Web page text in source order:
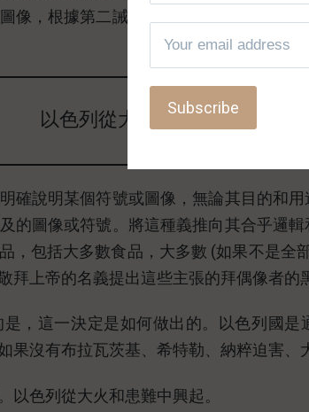
像，根據第二誡命。那些持不同意見的
以色列從大火和患難中興起。
確說明某個符號或圖像，無論其目的和
的圖像或符號。將這種義推向其合乎邏
，包括大多數食品，大多數 (如果不是全
拜上帝的名義提出這些主張的拜偶像者的
，這一決定是如何做出的。以色列國是
果沒有布拉瓦茨基、希特勒、納粹迫害、
以色列從大火和患難中興起。